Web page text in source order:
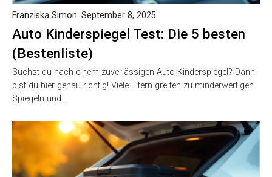
Auto Kinderspiegel Test: Die 5 besten
(Bestenliste)
Franziska Simon September 8, 2025
Suchst du nach einem zuverlässigen Auto Kinderspiegel? Dann
bist du hier genau richtig! Viele Eltern greifen zu minderwertigen
Spiegeln und…